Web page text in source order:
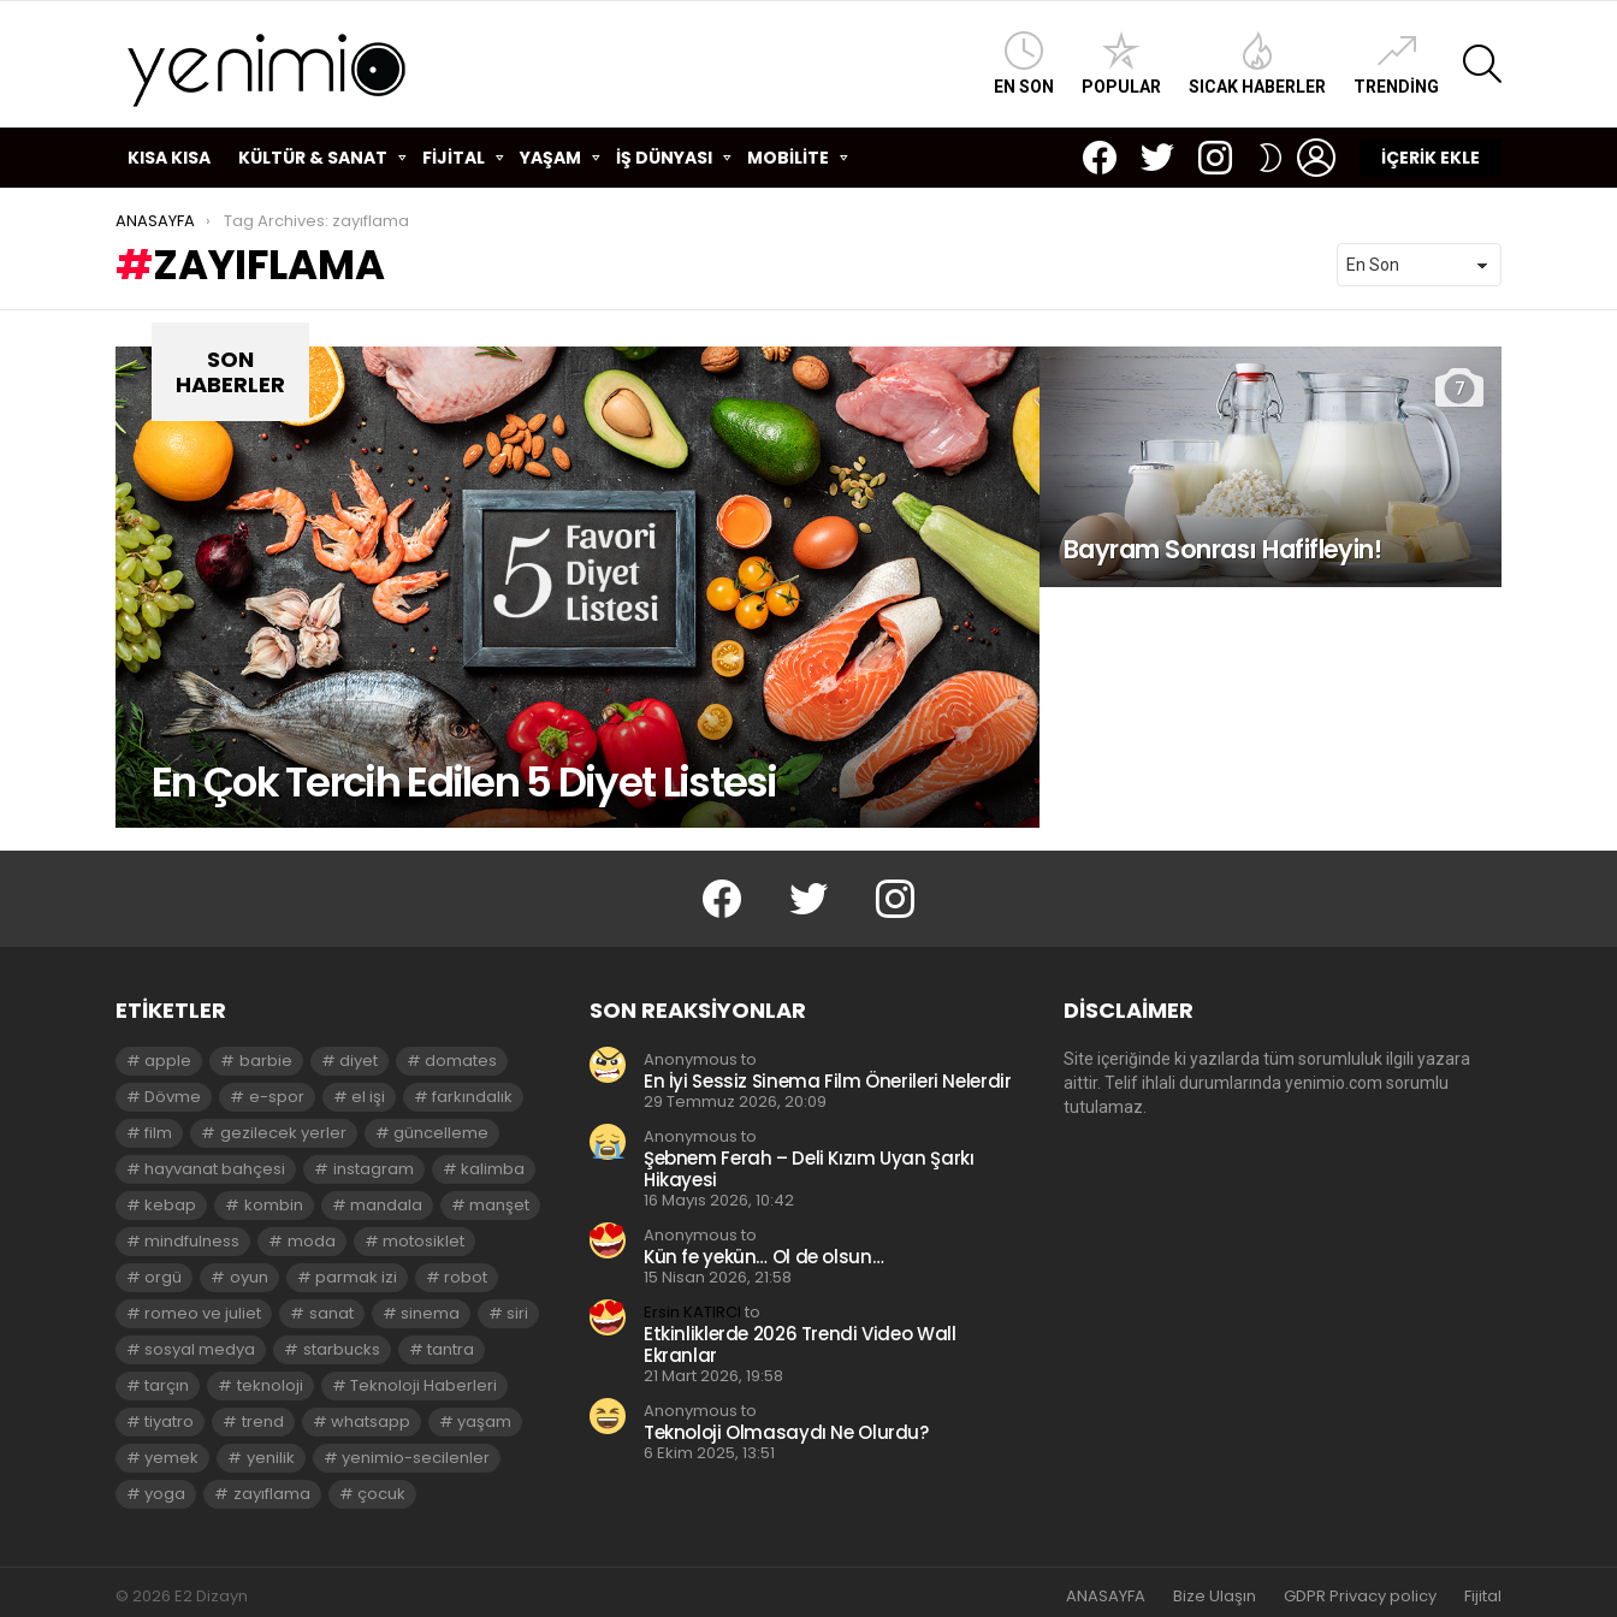
EN SON POPULAR SICAK HABERLER TRENDING
KISA KISA KÜLTÜR & SANAT FİJİTAL YAŞAM İŞ DÜNYASI MOBİLİTE
facebooktwitter instagram
SWITCH
SKIN
İÇERİK EKLE
You are here:
ANASAYFA Tag Archives: zayıflama
ZAYIFLAMA
SON
HABERLER
En Çok Tercih Edilen 5 Diyet Listesi
7
Bayram Sonrası Hafifleyin!
facebook twitter instagram
ETIKETLER
apple barbie diyet
domates
Dövme
e-spor el işi
farkındalık
film
gezilecek yerler
güncelleme
hayvanat bahçesi
instagram
kalimba
kebap
kombin mandala
manşet
mindfulness
moda
motosiklet
orgü
oyun parmak izi
robot
romeo ve juliet
sanat sinema
siri
sosyal medya
starbucks
tantra
tarçın
teknoloji
Teknoloji Haberleri
tiyatro
trend whatsapp
yaşam
yemek
yenilik
yenimio-secilenler
yoga
zayıflama çocuk
SON REAKSIYONLAR
Anonymous to
En İyi Sessiz Sinema Film Önerileri Nelerdir
29 Temmuz 2026, 20:09
Anonymous to
Şebnem Ferah – Deli Kızım Uyan Şarkı
Hikayesi
16 Mayıs 2026, 10:42
Anonymous to
Kün fe yekün… Ol de olsun…
15 Nisan 2026, 21:58
Ersin KATIRCI to
Etkinliklerde 2026 Trendi Video Wall
Ekranlar
21 Mart 2026, 19:58
Anonymous to
Teknoloji Olmasaydı Ne Olurdu?
6 Ekim 2025, 13:51
DISCLAIMER
Site içeriğinde ki yazılarda tüm sorumluluk ilgili yazara
aittir. Telif ihlali durumlarında yenimio.com sorumlu
tutulamaz.
© 2026 E2 Dizayn ANASAYFA Bize Ulaşın GDPR Privacy policy Fijital